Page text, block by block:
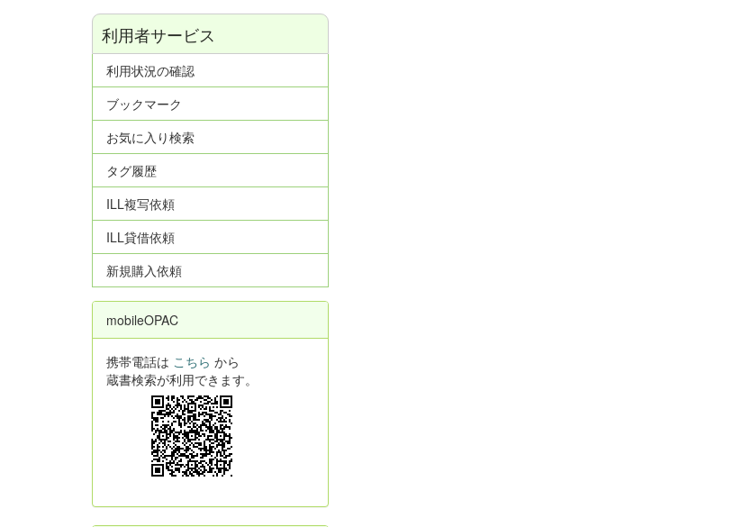
利用者サービス
利用状況の確認
ブックマーク
お気に入り検索
タグ履歴
ILL複写依頼
ILL貸借依頼
新規購入依頼
mobileOPAC
携帯電話は こちら から
蔵書検索が利用できます。